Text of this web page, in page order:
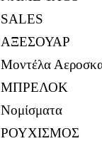
SALES
ΑΞΕΣΟΥΑΡ
Μοντέλα
ΜΠΡΕΛΟΚ
Νομίσματα
ΡΟΥΧΙΣΜΟΣ